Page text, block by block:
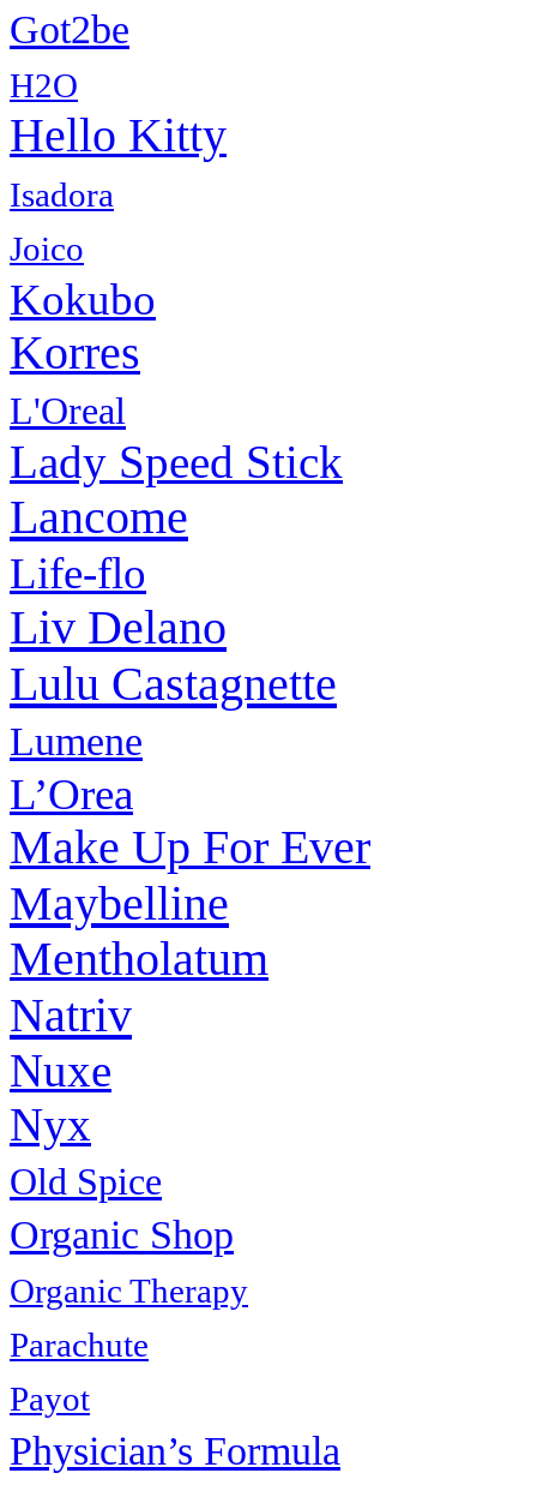
Got2be
H2O
Hello Kitty
Isadora
Joico
Kokubo
Korres
L'Oreal
Lady Speed Stick
Lancome
Life-flo
Liv Delano
Lulu Castagnette
Lumene
L’Orea
Make Up For Ever
Maybelline
Mentholatum
Natriv
Nuxe
Nyx
Old Spice
Organic Shop
Organic Therapy
Parachute
Payot
Physiсian’s Formula